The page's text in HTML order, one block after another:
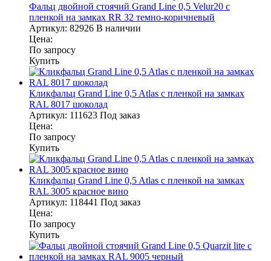
Фальц двойной стоячий Grand Line 0,5 Velur20 с
пленкой на замках RR 32 темно-коричневый
Артикул: 82926 В наличии
Цена:
По запросу
Купить
Кликфальц Grand Line 0,5 Atlas с пленкой на замках
RAL 8017 шоколад
Артикул: 111623 Под заказ
Цена:
По запросу
Купить
Кликфальц Grand Line 0,5 Atlas с пленкой на замках
RAL 3005 красное вино
Артикул: 118441 Под заказ
Цена:
По запросу
Купить